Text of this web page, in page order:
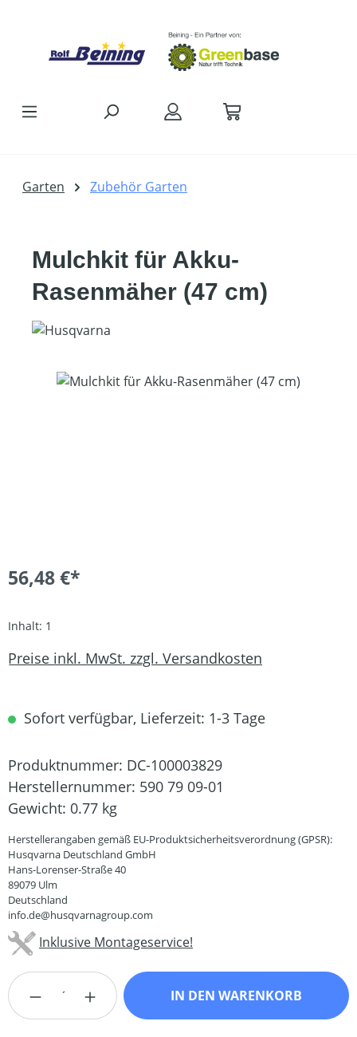
Garten Zubehör Garten
Mulchkit für Akku-
Rasenmäher (47 cm)
Bildergalerie überspringen
56,48 €*
Inhalt: 1
Preise inkl. MwSt. zzgl. Versandkosten
Sofort verfügbar, Lieferzeit: 1-3 Tage
Produktnummer: DC-100003829
Herstellernummer: 590 79 09-01
Gewicht: 0.77 kg
Herstellerangaben gemäß EU-Produktsicherheitsverordnung (GPSR):
Husqvarna Deutschland GmbH
Hans-Lorenser-Straße 40
89079 Ulm
Deutschland
info.de@husqvarnagroup.com
Inklusive Montageservice!
Produkt Anzahl: Gib den gewünschten
IN DEN WARENKORB